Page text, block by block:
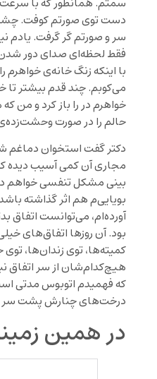
دست توی صورتم کوفت.
سر و صورتم گر گرفت.
فقط لحظه‌ای صدای دور شدن
با اینکه زنگ خانه‌ی خواهرم
می‌کوبم. چند قدم بیشتر تا
خواهرم در را باز کرد و من
حالم را در صورت
دکتر گفت استخوان دماغم
مجاری آن کمی آسیب دیده
بینی مشکل تنفسی
بویایی‌م هم اثر گذاشته
آورده‌ام، می‌توانست اتفاق
بود. آن روزها اتفاق‌های
کمیته‌ها، توی زندان‌ها،
هیچ‌کدام‌شان از سر اتفاق
که فهمیدم اتوبوس مدتی
درخت‌های چنارش پشت سر
در همین